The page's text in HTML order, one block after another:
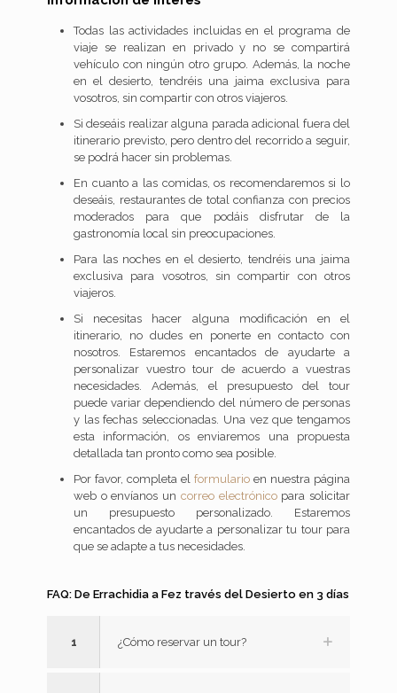
Todas las actividades incluidas en el programa de
viaje se realizan en privado y no se compartirá
vehículo con ningún otro grupo. Además, la noche
en el desierto, tendréis una jaima exclusiva para
vosotros, sin compartir con otros viajeros.
Si deseáis realizar alguna parada adicional fuera del
itinerario previsto, pero dentro del recorrido a seguir,
se podrá hacer sin problemas.
En cuanto a las comidas, os recomendaremos si lo
deseáis, restaurantes de total confianza con precios
moderados para que podáis disfrutar de la
gastronomía local sin preocupaciones.
Para las noches en el desierto, tendréis una jaima
exclusiva para vosotros, sin compartir con otros
viajeros.
Si necesitas hacer alguna modificación en el
itinerario, no dudes en ponerte en contacto con
nosotros. Estaremos encantados de ayudarte a
personalizar vuestro tour de acuerdo a vuestras
necesidades. Además, el presupuesto del tour
puede variar dependiendo del número de personas
y las fechas seleccionadas. Una vez que tengamos
esta información, os enviaremos una propuesta
detallada tan pronto como sea posible.
Por favor, completa el formulario en nuestra página
web o envíanos un correo electrónicopara solicitar
un presupuesto personalizado. Estaremos
encantados de ayudarte a personalizar tu tour para
que se adapte a tus necesidades.
FAQ: De Errachidia a Fez través del Desierto en 3 días
1 ¿Cómo reservar un tour?